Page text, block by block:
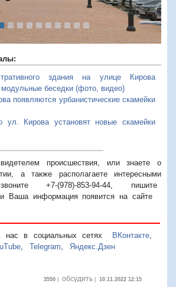
здания на улице Кирова
беседки (фото, видео)
появляются урбанистические скамейки
Кирова установят новые скамейки
происшествия, или знаете о
а также располагаете интересными
+7-(978)-853-94-44, пишите
Ваша информация появится на сайте
нас в социальных сетях ВКонтакте,
, Telegram, Яндекс.Дзен
3550| обсудить| 10.11.2022 12:15